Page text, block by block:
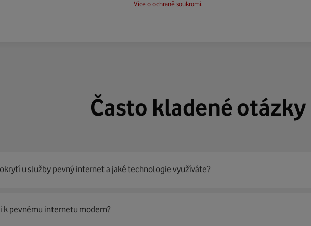
Více o ochraně soukromí.
Často kladené otázky
u služby pevný internet a jaké technologie využíváte?
můžeme nabídnout99 % českých domácností
prostřednictvím několika
k pevnému internetu modem?